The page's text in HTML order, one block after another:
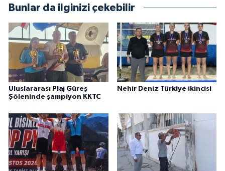
Bunlar da ilginizi çekebilir
Uluslararası Plaj Güreş
Şöleninde şampiyon KKTC
Nehir Deniz Türkiye ikincisi